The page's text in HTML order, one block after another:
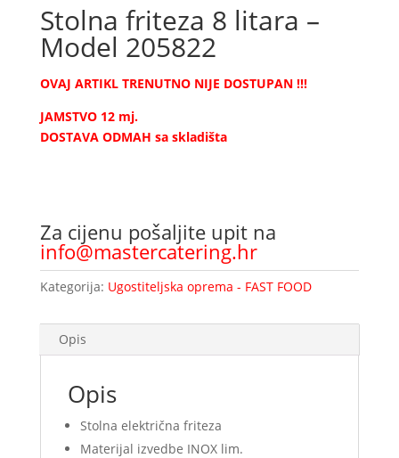
Stolna friteza 8 litara –
Model 205822
OVAJ ARTIKL TRENUTNO NIJE DOSTUPAN !!!
JAMSTVO 12 mj.
DOSTAVA ODMAH sa skladišta
Za cijenu pošaljite upit na
info@mastercatering.hr
Kategorija: Ugostiteljska oprema - FAST FOOD
Opis
Opis
Stolna električna friteza
Materijal izvedbe INOX lim.